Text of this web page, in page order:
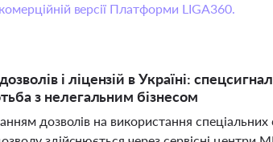
комерційній версії Платформи LIGA360.
і ліцензій в Україні:
з нелегальним бізнесом
дозволів на використання спеціальних